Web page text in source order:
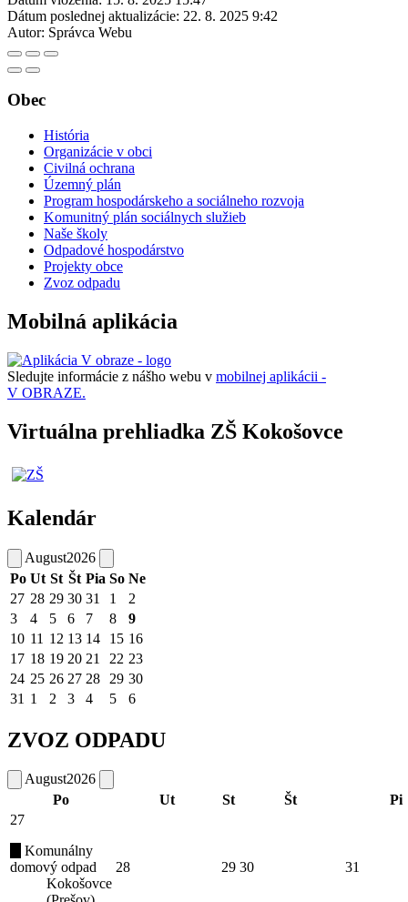
Dátum poslednej aktualizácie: 22. 8. 2025 9:42
Autor: Správca Webu
Obec
História
Organizácie v obci
Civilná ochrana
Územný plán
Program hospodárskeho a sociálneho rozvoja
Komunitný plán sociálnych služieb
Naše školy
Odpadové hospodárstvo
Projekty obce
Zvoz odpadu
Mobilná aplikácia
Sledujte informácie z nášho webu v mobilnej aplikácii -
V OBRAZE.
Virtuálna prehliadka ZŠ Kokošovce
Kalendár
August2026
Po Ut St Št Pia So Ne
27 28 29 30 31 1
2
3
4 5 6 7 8
9
10 11 12 13 14 15 16
17 18 19 20 21 22 23
24 25 26 27 28 29 30
31 1 2 3 4 5 6
ZVOZ ODPADU
August2026
Po
Ut St Št
Pi
27
Komunálny
domový odpad
Kokošovce
28 29 30 31